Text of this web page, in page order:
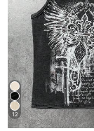
12